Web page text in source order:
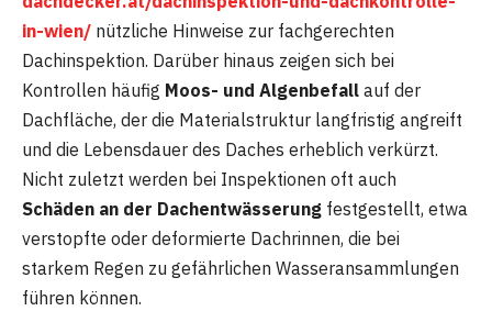
in-wien/ nützliche Hinweise zur fachgerechten
Dachinspektion. Darüber hinaus zeigen sich bei
Kontrollen häufig Moos- und Algenbefall auf der
Dachfläche, der die Materialstruktur langfristig angreift
und die Lebensdauer des Daches erheblich verkürzt.
Nicht zuletzt werden bei Inspektionen oft auch
Schäden an der Dachentwässerung festgestellt, etwa
verstopfte oder deformierte Dachrinnen, die bei
starkem Regen zu gefährlichen Wasseransammlungen
führen können.